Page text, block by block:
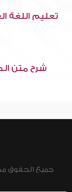
تعليم اللغة
شرح متن
جميع الحقوق محفوظة © 2026 -